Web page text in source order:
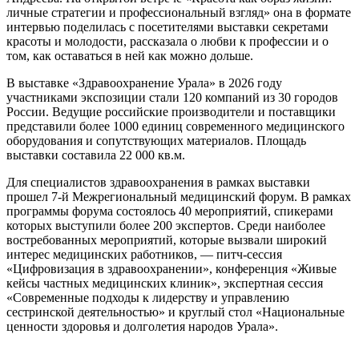
личные стратегии и профессиональный взгляд» она в формате
интервью поделилась с посетителями выставки секретами
красоты и молодости, рассказала о любви к профессии и о
том, как оставаться в ней как можно дольше.
В выставке «Здравоохранение Урала» в 2026 году
участниками экспозиции стали 120 компаний из 30 городов
России. Ведущие российские производители и поставщики
представили более 1000 единиц современного медицинского
оборудования и сопутствующих материалов. Площадь
выставки составила 22 000 кв.м.
Для специалистов здравоохранения в рамках выставки
прошел 7-й Межрегиональный медицинский форум. В рамках
программы форума состоялось 40 мероприятий, спикерами
которых выступили более 200 экспертов. Среди наиболее
востребованных мероприятий, которые вызвали широкий
интерес медицинских работников, — питч-сессия
«Цифровизация в здравоохранении», конференция «Живые
кейсы частных медицинских клиник», экспертная сессия
«Современные подходы к лидерству и управлению
сестринской деятельностью» и круглый стол «Национальные
ценности здоровья и долголетия народов Урала».